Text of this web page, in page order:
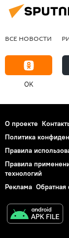
ВСЕ НОВОСТИ
OK
О проекте
Политика
Правила
Правила
технологий
Реклама Обратная